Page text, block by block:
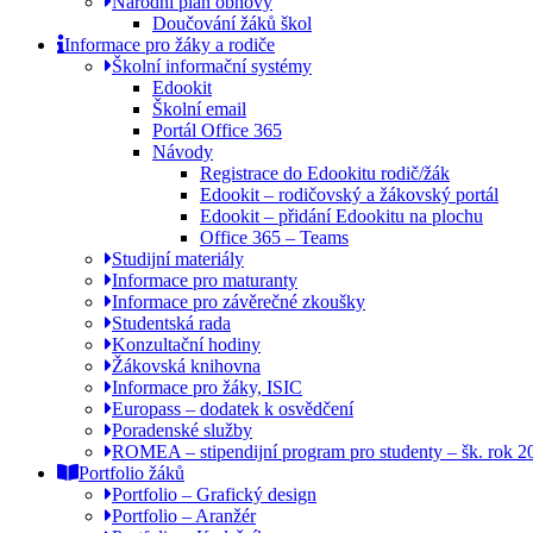
Doučování žáků škol
Informace pro žáky a rodiče
Školní informační systémy
Edookit
Školní email
Portál Office 365
Návody
Registrace do Edookitu rodič/žák
Edookit – rodičovský a žákovský portál
Edookit – přidání Edookitu na plochu
Office 365 – Teams
Studijní materiály
Informace pro maturanty
Informace pro závěrečné zkoušky
Studentská rada
Konzultační hodiny
Žákovská knihovna
Informace pro žáky, ISIC
Europass – dodatek k osvědčení
Poradenské služby
ROMEA – stipendijní program pro studenty – šk. rok
Portfolio žáků
Portfolio – Grafický design
Portfolio – Aranžér